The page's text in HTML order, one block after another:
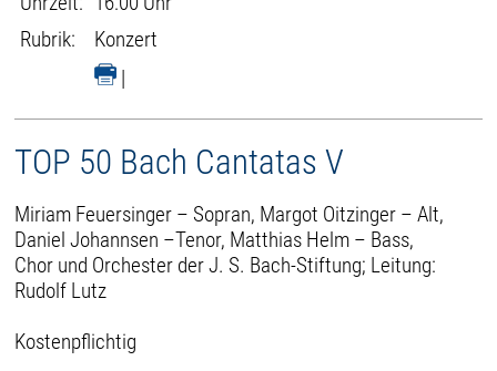
Rubrik:
Konzert
|
TOP 50 Bach Cantatas V
Miriam Feuersinger – Sopran, Margot Oitzinger – Alt,
Daniel Johannsen –Tenor, Matthias Helm – Bass,
Chor und Orchester der J. S. Bach-Stiftung; Leitung:
Rudolf Lutz
Kostenpflichtig